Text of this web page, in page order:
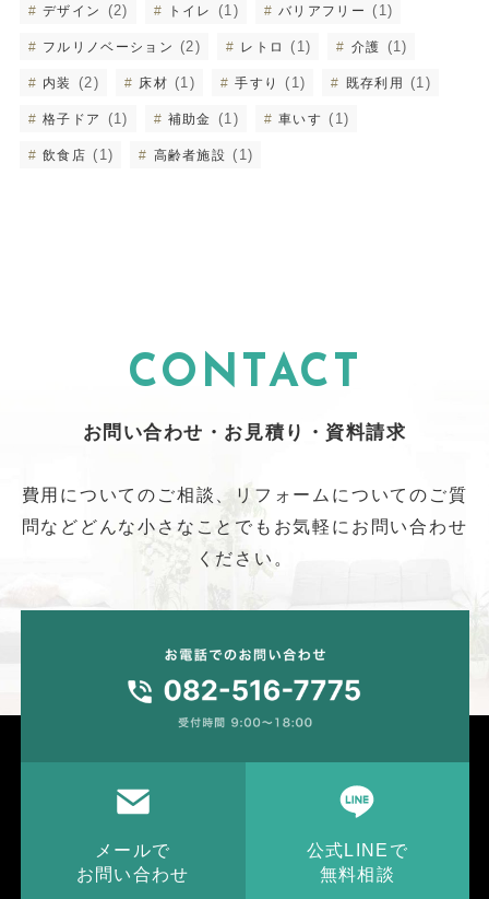
デザイン (2) トイレ (1) バリアフリー (1)
フルリノベーション (2) レトロ (1) 介護 (1)
内装 (2) 床材 (1) 手すり (1) 既存利用 (1)
格子ドア (1) 補助金 (1) 車いす (1)
飲食店 (1) 高齢者施設 (1)
CONTACT
お問い合わせ・お見積り・資料請求
費用についてのご相談、リフォームについてのご質
問など どんな小さなことでもお気軽にお問い合わせ
ください。
メールで
お問い合わせ
公式LINEで
無料相談